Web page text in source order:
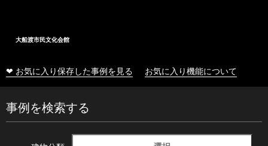
大船渡市民文化会館
❤ お気に入り保存した事例を見る お気に入り機能について
事例を検索する